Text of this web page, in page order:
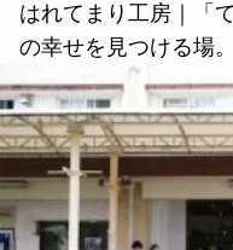
はれてまり工房｜「
の幸せを見つける場。